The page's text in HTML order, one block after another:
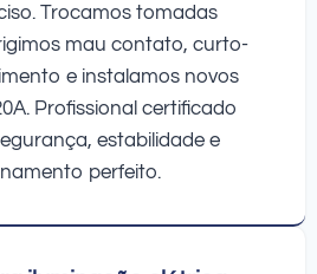
Trocamos tomadas
mau contato, curto-
e instalamos novos
Profissional certificado
estabilidade e
perfeito.